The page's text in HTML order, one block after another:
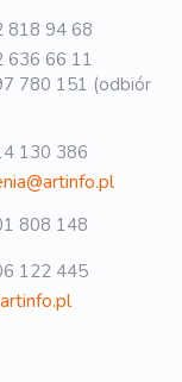
818 94 68
636 66 11
780 151 (odbiór
130 386
808 148
122 445